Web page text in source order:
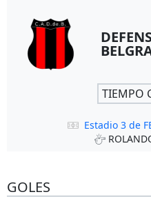
TIEMPO
Estadio 3 de
GOLES